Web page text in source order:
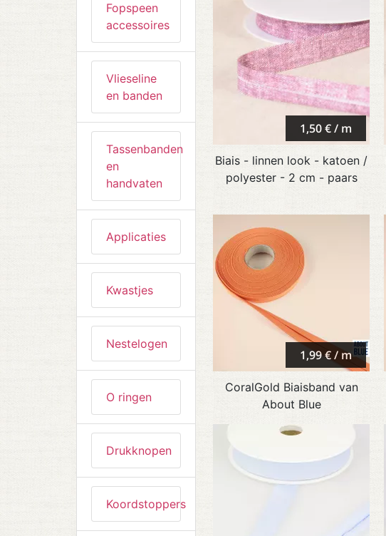
Fopspeen
accessoires
Vlieseline
en banden
Tassenbanden
en
handvaten
Applicaties
Kwastjes
Nestelogen
O ringen
Drukknopen
Koordstoppers
1,50 € / m
Biais - linnen look - katoen /
polyester - 2 cm - paars
1,99 € / m
CoralGold Biaisband van
About Blue